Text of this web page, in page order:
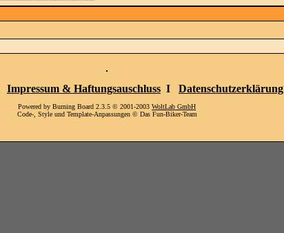
Impressum & Haftungsauschluss I Datenschutzerklärung
Powered by Burning Board 2.3.5 © 2001-2003 WoltLab GmbH
Code-, Style und Template-Anpassungen © Das Fun-Biker-Team